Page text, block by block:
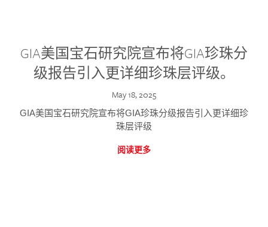
GIA美国宝石研究院宣布将GIA珍珠分
级报告引入更详细珍珠层评级。
May 18, 2025
GIA美国宝石研究院宣布将GIA珍珠分级报告引入更详细珍
珠层评级
阅读更多